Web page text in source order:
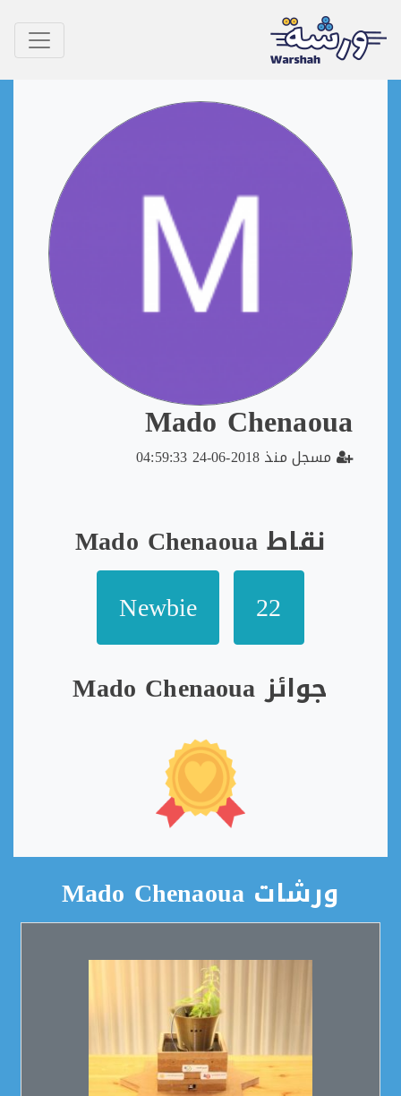
Mado Chenaoua
مسجل منذ 2018-06-24 04:59:33
نقاط Mado Chenaoua
Newbie
جوائز Mado Chenaoua
ورشات Mado Chenaoua